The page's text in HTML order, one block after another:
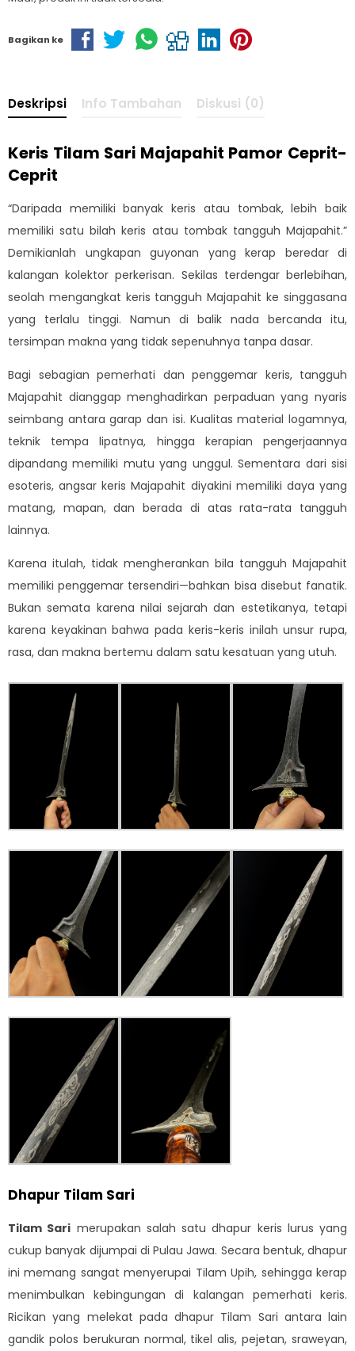
Bagikan ke
Deskripsi Info Tambahan Diskusi (0)
Keris Tilam Sari Majapahit Pamor Ceprit-
Ceprit
“Daripada memiliki banyak keris atau tombak, lebih baik
memiliki satu bilah keris atau tombak tangguh Majapahit.”
Demikianlah ungkapan guyonan yang kerap beredar di
kalangan kolektor perkerisan. Sekilas terdengar berlebihan,
seolah mengangkat keris tangguh Majapahit ke singgasana
yang terlalu tinggi. Namun di balik nada bercanda itu,
tersimpan makna yang tidak sepenuhnya tanpa dasar.
Bagi sebagian pemerhati dan penggemar keris, tangguh
Majapahit dianggap menghadirkan perpaduan yang nyaris
seimbang antara garap dan isi. Kualitas material logamnya,
teknik tempa lipatnya, hingga kerapian pengerjaannya
dipandang memiliki mutu yang unggul. Sementara dari sisi
esoteris, angsar keris Majapahit diyakini memiliki daya yang
matang, mapan, dan berada di atas rata-rata tangguh
lainnya.
Karena itulah, tidak mengherankan bila tangguh Majapahit
memiliki penggemar tersendiri—bahkan bisa disebut fanatik.
Bukan semata karena nilai sejarah dan estetikanya, tetapi
karena keyakinan bahwa pada keris-keris inilah unsur rupa,
rasa, dan makna bertemu dalam satu kesatuan yang utuh.
Dhapur Tilam Sari
Tilam Sari merupakan salah satu dhapur keris lurus yang
cukup banyak dijumpai di Pulau Jawa. Secara bentuk, dhapur
ini memang sangat menyerupai Tilam Upih, sehingga kerap
menimbulkan kebingungan di kalangan pemerhati keris.
Ricikan yang melekat pada dhapur Tilam Sari antara lain
gandik polos berukuran normal, tikel alis, pejetan, sraweyan,